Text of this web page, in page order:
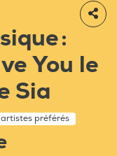
:
You le
Sia
artistes préférés